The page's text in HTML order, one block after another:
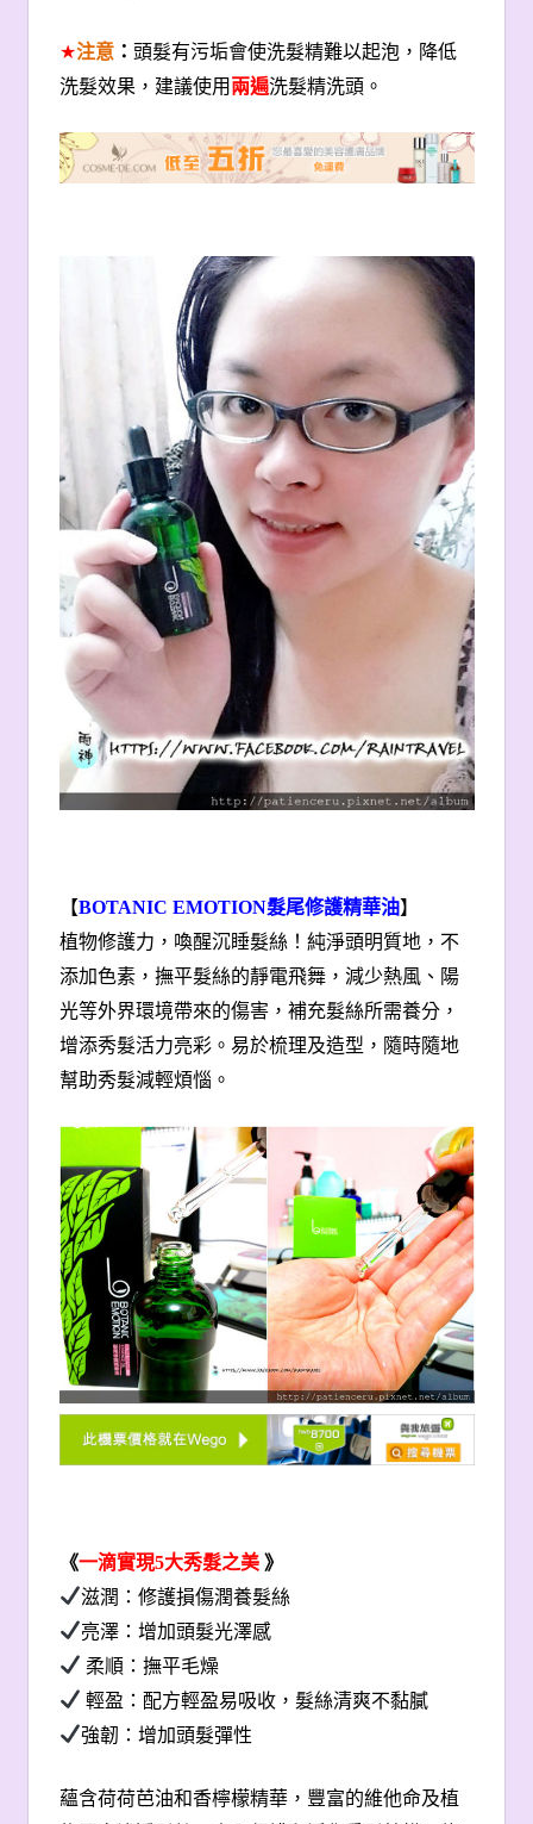
★注意： 頭髮有污垢會使洗髮精難以起泡，降低
洗髮效果，建議使用 兩遍洗髮精洗頭。
【BOTANIC EMOTION髮尾修護精華油】
植物修護力，喚醒沉睡髮絲！純淨頭明質地，不
添加色素，撫平髮絲的靜電飛舞，減少熱風、陽
光等外界環境帶來的傷害，補充髮絲所需養分，
增添秀髮活力亮彩。易於梳理及造型，隨時隨地
幫助秀髮減輕煩惱。
《一滴實現5大秀髮之美 》
滋潤：修護損傷潤養髮絲
亮澤：增加頭髮光澤感
柔順：撫平毛燥
輕盈：配方輕盈易吸收，髮絲清爽不黏膩
強韌：增加頭髮彈性
蘊含荷荷芭油和香檸檬精華，豐富的維他命及植